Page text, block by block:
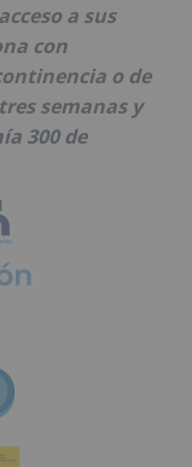
a sus
con
o de
semanas y
300 de